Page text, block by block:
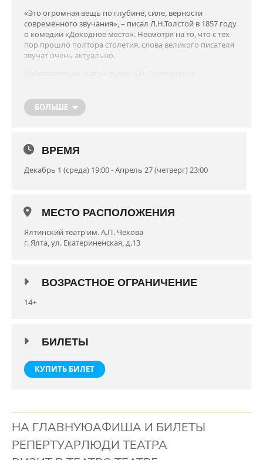
«Это огромная вещь по глубине, силе, верности
современного звучания», – писал Л.Н.Толстой в 1857 году
о комедии «Доходное место». Несмотря на то, что с тех
пор прошло полтора столетия, слова великого писателя
звучат очень актуально.
комедии – взяточничество, коррупция, неумение
молодого человека найти свое место в жизни, круговая
Вышневский. Как это ни печально, но отнюдь не
положительный герой «Доходного места» похоже
оказался прав. Только сегодняшние мздоимцы покруче и
Режиссер-постановщик спектакля – народный артист
УССР А. Новиков.
В главных ролях: заслуженные артисты Украины И.
Аносова, Т. Павлова, И. Бондзик, заслуженные артисты
Премьера состоялась 1 июня 2012 г.
Продолжительность спектакля: 1 ч. 50 мин.
БОЛЬШЕ
ВРЕМЯ
Декабрь 1 (среда) 19:00 - Апрель 27 (четверг) 23:00
МЕСТО РАСПОЛОЖЕНИЯ
Ялтинский театр им. А.П. Чехова
г. Ялта, ул. Екатериненская, д.13
ВОЗРАСТНОЕ ОГРАНИЧЕНИЕ
14+
БИЛЕТЫ
КУПИТЬ БИЛЕТ
НА ГЛАВНУЮАФИША И БИЛЕТЫ
РЕПЕРТУАРЛЮДИ ТЕАТРА